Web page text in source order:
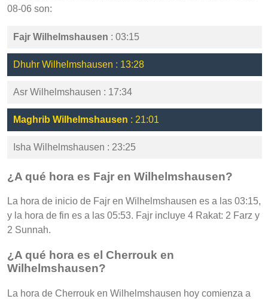
08-06 son:
Fajr Wilhelmshausen : 03:15
Dhuhr Wilhelmshausen : 13:28
Asr Wilhelmshausen : 17:34
Maghrib Wilhelmshausen : 21:01
Isha Wilhelmshausen : 23:25
¿A qué hora es Fajr en Wilhelmshausen?
La hora de inicio de Fajr en Wilhelmshausen es a las 03:15,
y la hora de fin es a las 05:53. Fajr incluye 4 Rakat: 2 Farz y
2 Sunnah.
¿A qué hora es el Cherrouk en
Wilhelmshausen?
La hora de Cherrouk en Wilhelmshausen hoy comienza a